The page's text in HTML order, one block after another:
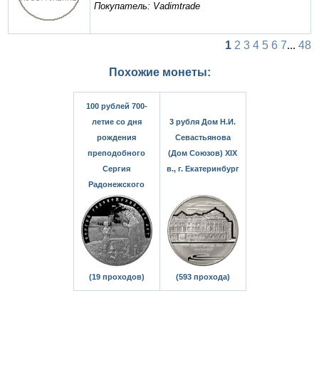
Покупатель: Vadimtrade
1 2 3 4 5 6 7... 48
Похожие монеты:
100 рублей 700-
летие со дня
рождения
преподобного
Сергия
Радонежского
(19 проходов)
3 рубля Дом Н.И.
Севастьянова
(Дом Союзов) XIX
в., г. Екатеринбург
(593 прохода)